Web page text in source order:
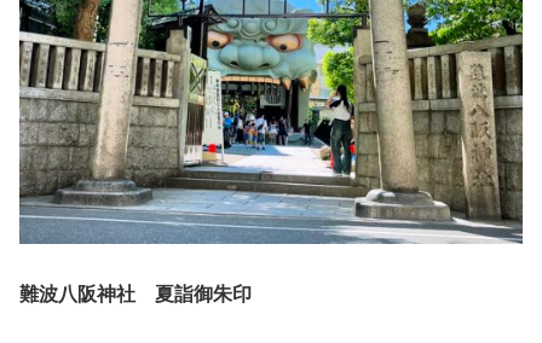
難波八阪神社 夏詣御朱印